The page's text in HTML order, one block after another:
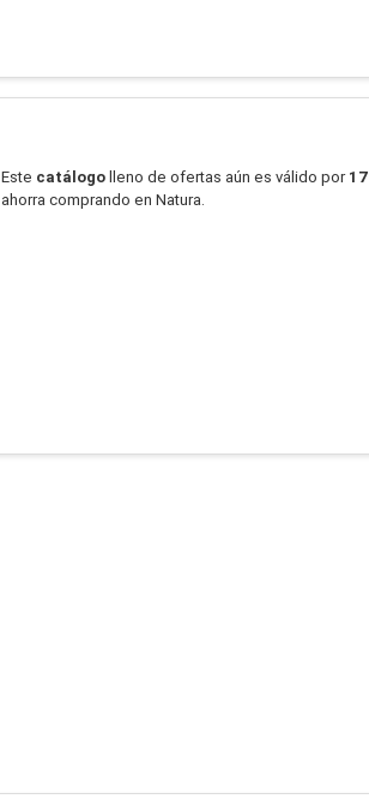
Este catálogo lleno de ofertas aún es válido por 17
ahorra comprando en Natura.